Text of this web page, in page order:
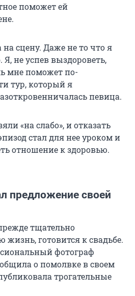
поможет ей
сцену. Даже не то что я
не успев выздороветь,
мне поможет по-
тур, который я
певица.
«на слабо», и отказать
стал для нее уроком и
отношение к здоровью.
предложение своей
тщательно
готовится к свадьбе.
фотограф
о помолвке в своем
трогательные